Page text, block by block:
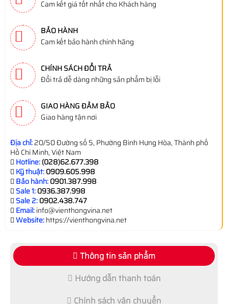
Cam kết giá tốt nhất cho Khách hàng
BẢO HÀNH
Cam kết bảo hành chính hãng
CHÍNH SÁCH ĐỔI TRẢ
Đổi trả dễ dàng những sản phẩm bị lỗi
GIAO HÀNG ĐẢM BẢO
Giao hàng tận nơi
Địa chỉ:20/50 Đường số 5, Phường Bình Hưng Hòa, Thành phố
Hồ Chí Minh, Việt Nam
Hotline:(028)62.677.398
Kỹ thuật:0909.605.998
Bảo hành:0901.387.998
Sale 1:0936.387.998
Sale 2:0902.438.747
Email:info@vienthongvina.net
Website:https://vienthongvina.net
Thông tin sản phẩm
Hướng dẫn thanh toán
Chính sách vận chuyển